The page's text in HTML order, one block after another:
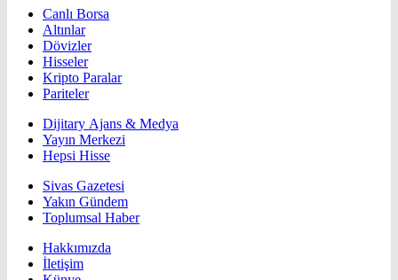
Canlı Borsa
Altınlar
Dövizler
Hisseler
Kripto Paralar
Pariteler
Dijitary Ajans & Medya
Yayın Merkezi
Hepsi Hisse
Sivas Gazetesi
Yakın Gündem
Toplumsal Haber
Hakkımızda
İletişim